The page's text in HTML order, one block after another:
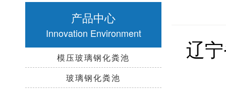
产品中心
Innovation Environment
模压玻璃钢化粪池
玻璃钢化粪池
辽